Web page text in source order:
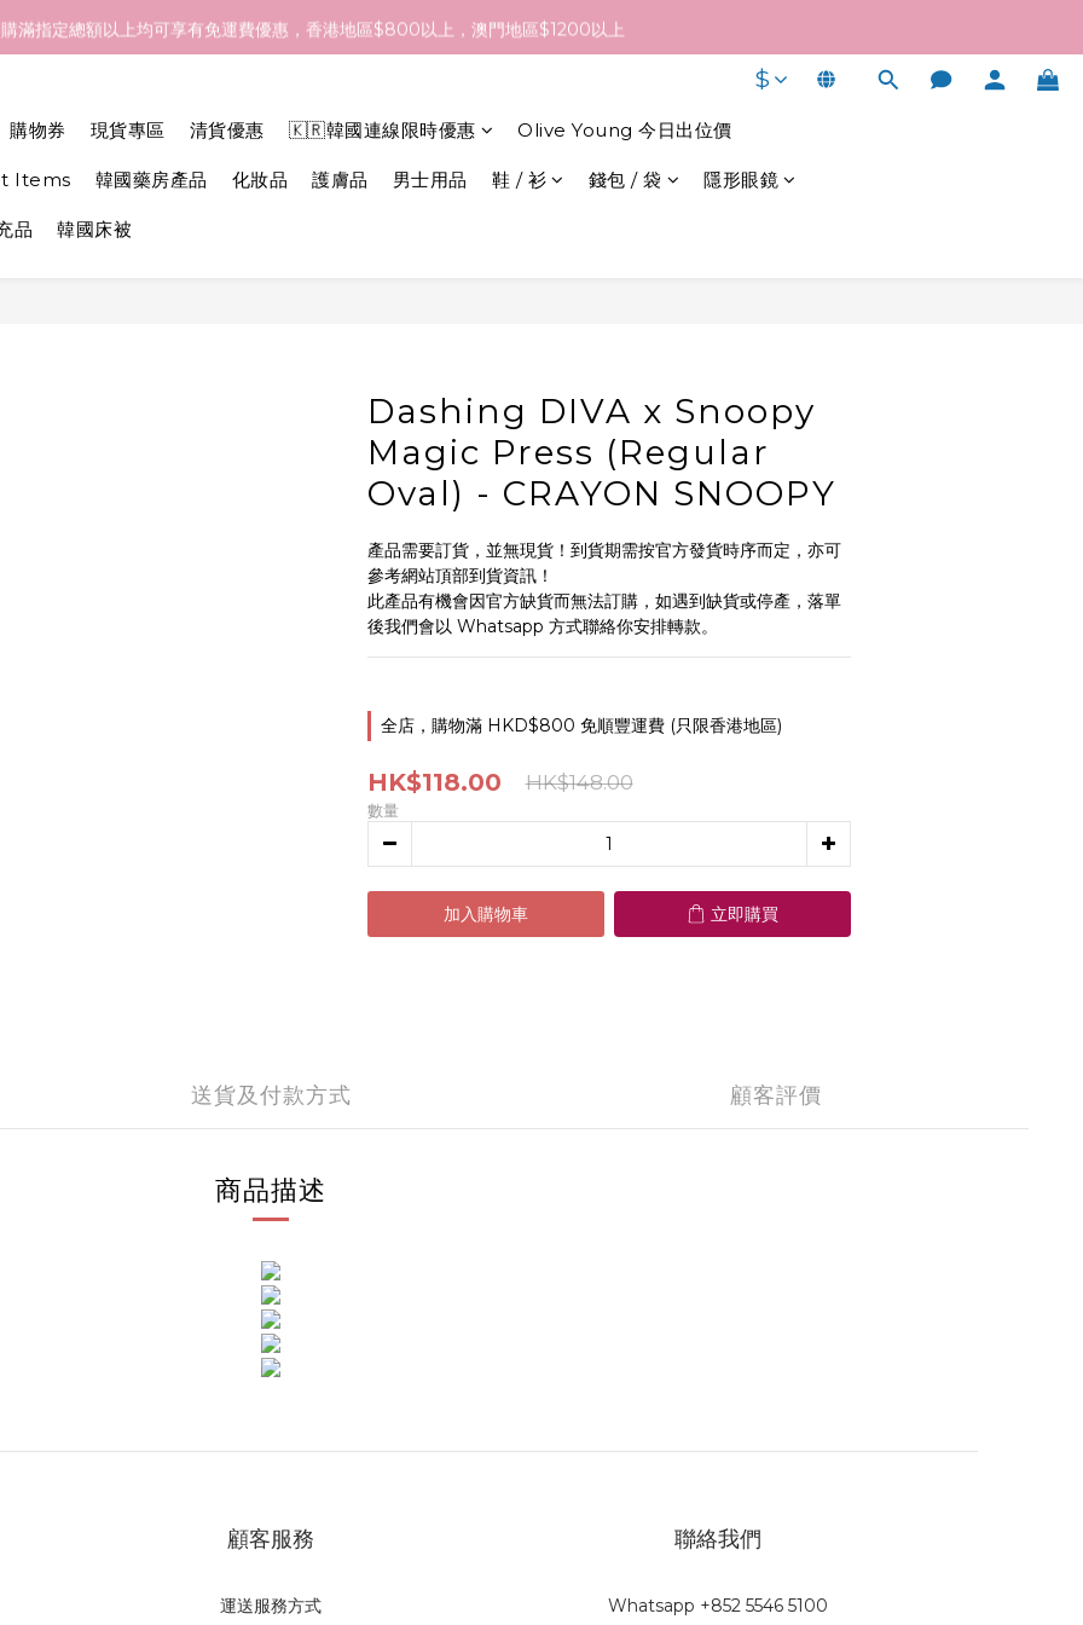
Aug 期間訂貨，預計於 26/Aug 到港，最終亦要視乎各品牌最終發貨日子及出貨速度而定。
滿指定總額以上均可享有免運費優惠，香港地區$800以上，澳門地區$1200以上
$
購物券 現貨專區 清貨優惠 🇰🇷韓國連線限時優惠 Olive Young 今日出位價
Items 韓國藥房產品 化妝品 護膚品 男士用品 鞋 / 衫 錢包 / 袋 隱形眼鏡
品 韓國床被
Dashing DIVA x Snoopy
Magic Press (Regular
Oval) - CRAYON SNOOPY
產品需要訂貨，並無現貨！到貨期需按官方發貨時序而定，亦可
參考網站頂部到貨資訊！
此產品有機會因官方缺貨而無法訂購，如遇到缺貨或停產，落單
後我們會以 Whatsapp 方式聯絡你安排轉款。
全店，購物滿 HKD$800 免順豐運費 (只限香港地區)
HK$118.00 HK$148.00
數量
加入購物車 立即購買
送貨及付款方式 顧客評價
商品描述
顧客服務
運送服務方式
聯絡我們
Whatsapp +852 5546 5100